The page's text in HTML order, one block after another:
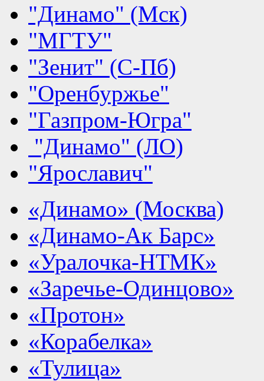
"Динамо" (Мск)
"МГТУ"
"Зенит" (С-Пб)
"Оренбуржье"
"Газпром-Югра"
"Динамо" (ЛО)
"Ярославич"
«Динамо» (Москва)
«Динамо-Ак Барс»
«Уралочка-НТМК»
«Заречье-Одинцово»
«Протон»
«Корабелка»
«Тулица»